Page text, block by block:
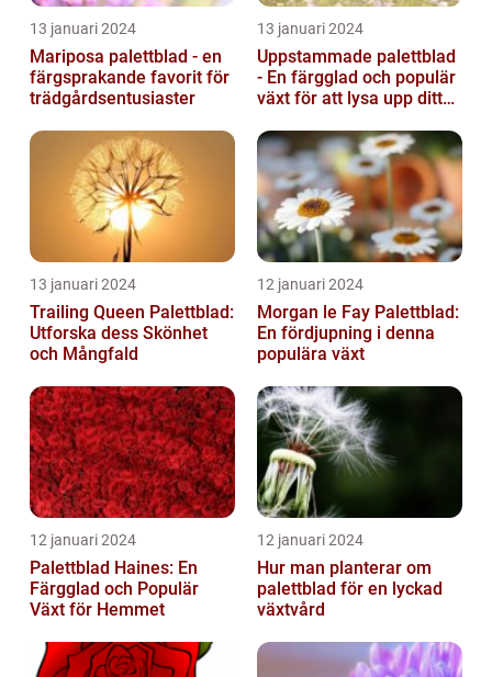
13 januari 2024
Mariposa palettblad - en
färgsprakande favorit för
trädgårdsentusiaster
13 januari 2024
Uppstammade palettblad
- En färgglad och populär
växt för att lysa upp ditt
13 januari 2024
Trailing Queen Palettblad:
Utforska dess Skönhet
och Mångfald
12 januari 2024
Morgan le Fay Palettblad:
En fördjupning i denna
populära växt
12 januari 2024
Palettblad Haines: En
Färgglad och Populär
Växt för Hemmet
12 januari 2024
Hur man planterar om
palettblad för en lyckad
växtvård